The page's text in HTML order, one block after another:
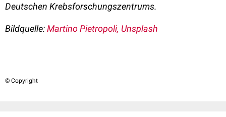
Deutschen Krebsforschungszentrums.
Bildquelle:Martino Pietropoli, Unsplash
© Copyright